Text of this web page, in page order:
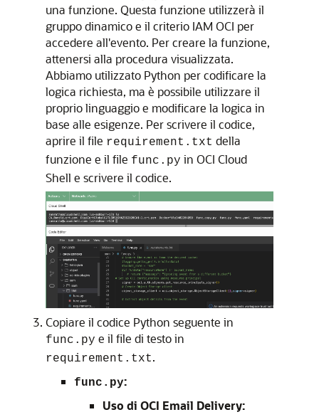
una funzione. Questa funzione utilizzerà il
gruppo dinamico e il criterio IAM OCI per
accedere all'evento. Per creare la funzione,
attenersi alla procedura visualizzata.
Abbiamo utilizzato Python per codificare la
logica richiesta, ma è possibile utilizzare il
proprio linguaggio e modificare la logica in
base alle esigenze. Per scrivere il codice,
aprire il file requirement.txt della
funzione e il file func.py in OCI Cloud
Shell e scrivere il codice.
Copiare il codice Python seguente in
func.py e il file di testo in
requirement.txt.
func.py:
Uso di OCI Email Delivery: